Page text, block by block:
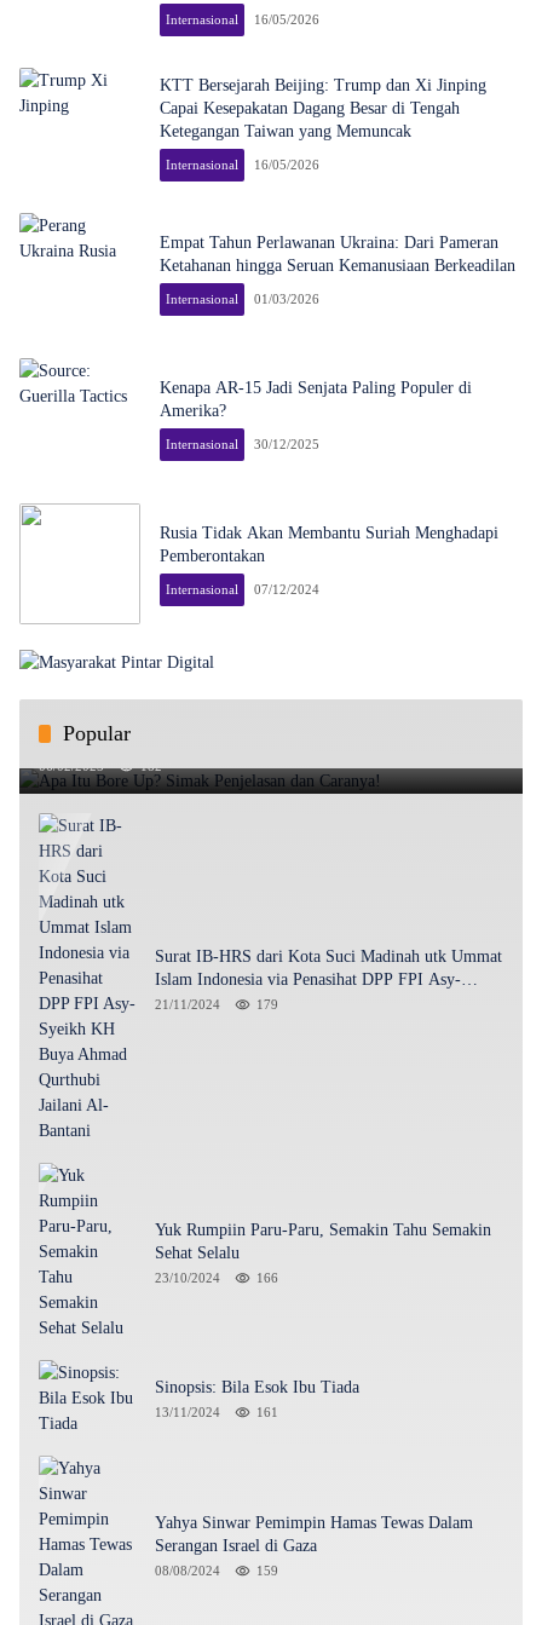
Internasional 16/05/2026
KTT Bersejarah Beijing: Trump dan Xi Jinping
Capai Kesepakatan Dagang Besar di Tengah
Ketegangan Taiwan yang Memuncak
Internasional 16/05/2026
Empat Tahun Perlawanan Ukraina: Dari Pameran
Ketahanan hingga Seruan Kemanusiaan Berkeadilan
Internasional 01/03/2026
Kenapa AR-15 Jadi Senjata Paling Populer di
Amerika?
Internasional 30/12/2025
Rusia Tidak Akan Membantu Suriah Menghadapi
Pemberontakan
Internasional 07/12/2024
Popular
Apa Itu Bore Up? Simak Penjelasan dan Caranya!
06/02/2025 182
Surat IB-HRS dari Kota Suci Madinah utk Ummat
Islam Indonesia via Penasihat DPP FPI Asy-
Syeikh KH Buya Ahmad Qurthubi Jailani Al-
21/11/2024 179
Yuk Rumpiin Paru-Paru, Semakin Tahu Semakin
Sehat Selalu
23/10/2024 166
Sinopsis: Bila Esok Ibu Tiada
13/11/2024 161
Yahya Sinwar Pemimpin Hamas Tewas Dalam
Serangan Israel di Gaza
08/08/2024 159